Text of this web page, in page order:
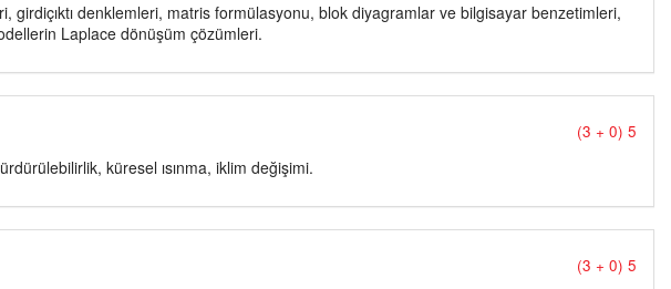
denklemleri, matris formülasyonu, blok diyagramlar ve bilgisayar benzetimleri,
Laplace dönüşüm çözümleri.
(3 + 0) 5
küresel ısınma, iklim değişimi.
(3 + 0) 5